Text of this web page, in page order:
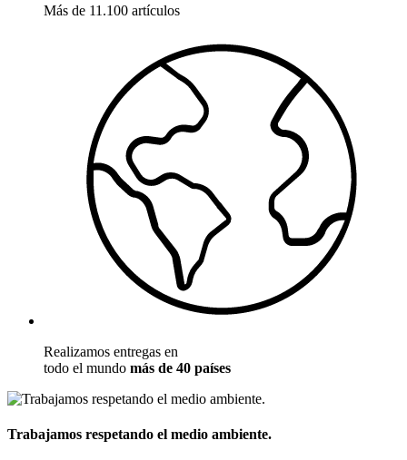
Más de 11.100 artículos
Realizamos entregas en
todo el mundo más de 40 países
Trabajamos respetando el medio ambiente.